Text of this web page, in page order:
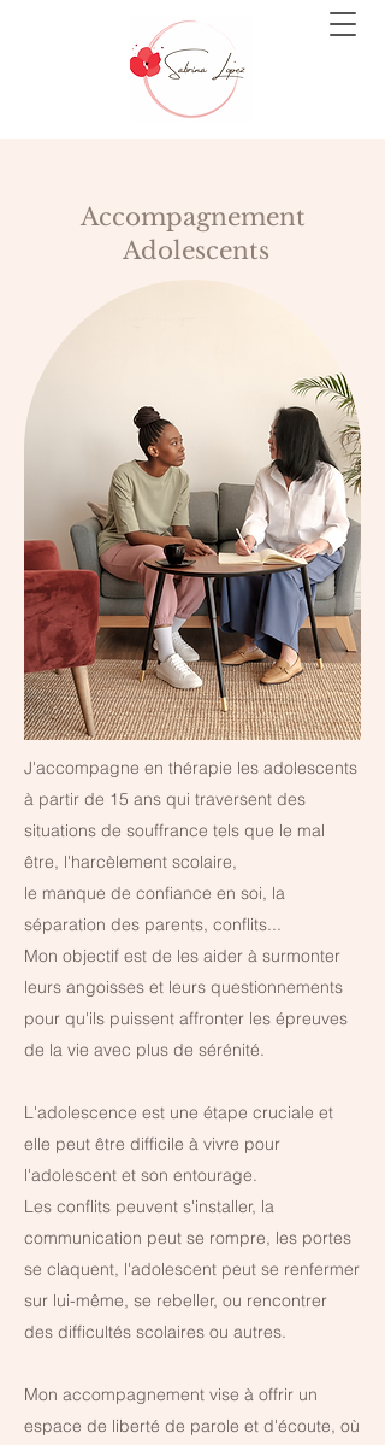
Accompagnement
Adolescents
J'accompagne en thérapie les adolescents
à partir de 15 ans qui traversent des
situations de souffrance tels que le mal
être, l'harcèlement scolaire,
le manque de confiance en soi, la
séparation des parents, conflits...
Mon objectif est de les aider à surmonter
leurs angoisses et leurs questionnements
pour qu'ils puissent affronter les épreuves
de la vie avec plus de sérénité.
L'adolescence est une étape cruciale et
elle peut être difficile à vivre pour
l'adolescent et son entourage.
Les conflits peuvent s'installer, la
communication peut se rompre, les portes
se claquent, l'adolescent peut se renfermer
sur lui-même, se rebeller, ou rencontrer
des difficultés scolaires ou autres.
Mon accompagnement vise à offrir un
espace de liberté de parole et d'écoute, où